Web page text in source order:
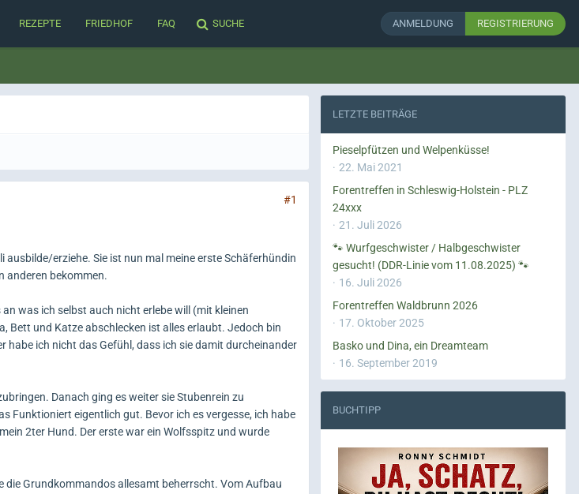
REZEPTE FRIEDHOF FAQ SUCHE ANMELDUNG REGISTRIERUNG
#1
ausbilde/erziehe. Sie ist nun mal meine erste Schäferhündin
anderen bekommen.
was ich selbst auch nicht erlebe will (mit kleinen
Bett und Katze abschlecken ist alles erlaubt. Jedoch bin
habe ich nicht das Gefühl, dass ich sie damit durcheinander
Danach ging es weiter sie Stubenrein zu
Funktioniert eigentlich gut. Bevor ich es vergesse, ich habe
2ter Hund. Der erste war ein Wolfsspitz und wurde
die Grundkommandos allesamt beherrscht. Vom Aufbau
LETZTE BEITRÄGE
Pieselpfützen und Welpenküsse!
22. Mai 2021
Forentreffen in Schleswig-Holstein - PLZ
24xxx
21. Juli 2026
🐾 Wurfgeschwister / Halbgeschwister
gesucht! (DDR-Linie vom 11.08.2025) 🐾
16. Juli 2026
Forentreffen Waldbrunn 2026
17. Oktober 2025
Basko und Dina, ein Dreamteam
16. September 2019
BUCHTIPP